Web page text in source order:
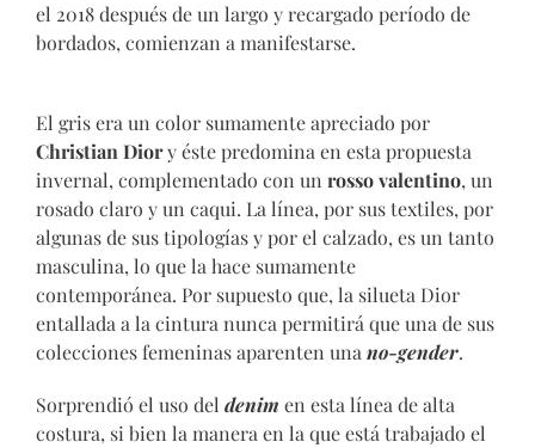
el 2018 después de un largo y recargado período de
bordados, comienzan a manifestarse.
El gris era un color sumamente apreciado por
Christian Diory éste predomina en esta propuesta
invernal, complementado con un rosso valentino, un
rosado claro y un caqui. La línea, por sus textiles, por
algunas de sus tipologías y por el calzado, es un tanto
masculina, lo que la hace sumamente
contemporánea. Por supuesto que, la silueta Dior
entallada a la cintura nunca permitirá que una de sus
colecciones femeninas aparenten una no-gender.
Sorprendió el uso del denim en esta línea de alta
costura, si bien la manera en la que está trabajado el